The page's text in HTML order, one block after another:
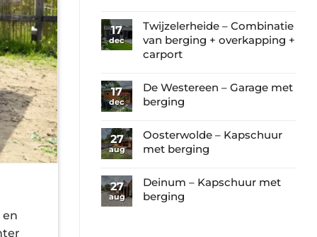
en
reacties
op
Tzummarum
tuinkamer
met
wanden
17
dec
Twijzelerheide – Combinatie
van berging + overkapping +
carport
reacties
op
Combinatie
van
+
overkapping
17
dec
De Westereen – Garage met
berging
reacties
op
Westereen
–
Garage
27
aug
Oosterwolde – Kapschuur
met berging
reacties
op
27
aug
Deinum – Kapschuur met
berging